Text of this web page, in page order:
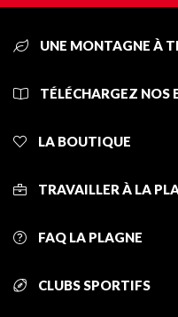
UNE MONTAGNE À
TÉLÉCHARGEZ NOS
LA BOUTIQUE
TRAVAILLER À LA
FAQ LA PLAGNE
CLUBS SPORTIFS